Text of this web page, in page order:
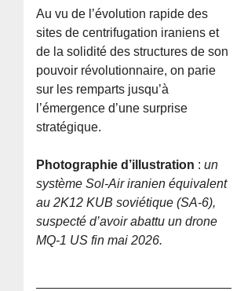
Au vu de l’évolution rapide des
sites de centrifugation iraniens et
de la solidité des structures de son
pouvoir révolutionnaire, on parie
sur les remparts jusqu’à
l’émergence d’une surprise
stratégique.
Photographie d’illustration :un
système Sol-Air iranien équivalent
au 2K12 KUB soviétique (SA-6),
suspecté d’avoir abattu un drone
MQ-1 US fin mai 2026.